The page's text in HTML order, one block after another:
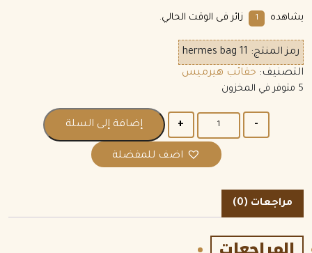
يشاهده 1 زائر فى الوقت الحالي.
رمز المنتج: hermes bag 11
التصنيف: حقائب هيرميس
5 متوفر في المخزون
إضافة إلى السلة
اضف للمفضلة
مراجعات (0)